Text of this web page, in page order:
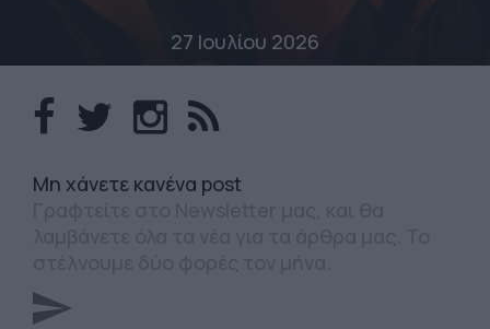
27 Ιουλίου 2026
Mη χάνετε κανένα post